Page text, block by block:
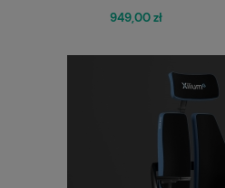
949,00 zł